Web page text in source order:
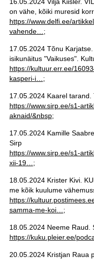
on vähe, kõiki muresid
https://www.delfi.ee/
vahende… ;
17.05.2024 Tõnu
isikunäitus "Vaikuses".
https://kultuur.err.ee/
kasperi-i… ;
17.05.2024 Kaarel
https://www.sirp.ee/s1-
aknaid/&nbsp;
17.05.2024 Kamille
Sirp
https://www.sirp.ee/s1-
xii-19… ;
18.05.2024 Krister Kivi.
me kõik kuulume
https://
samma-me-koi… ;
18.05.2024 Neeme Raud.
https://kuku.pleier.ee/
20.05.2024 Kristjan Raua